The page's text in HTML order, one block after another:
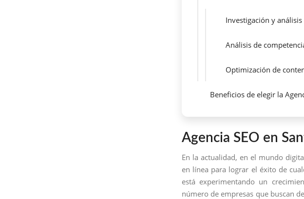
Investigación y
Análisis de
Optimización de
Beneficios de elegir la
Agencia SEO en
En la actualidad, en el mundo
en línea para lograr el éxito de
está experimentando un
número de empresas que buscan